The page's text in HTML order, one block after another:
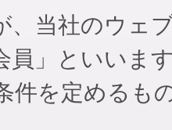
、当社のウェ
員」といいま
件を定めるも